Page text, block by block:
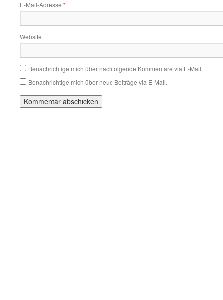
E-Mail-Adresse *
Website
Benachrichtige mich über nachfolgende Kommentare via E-Mail.
Benachrichtige mich über neue Beiträge via E-Mail.